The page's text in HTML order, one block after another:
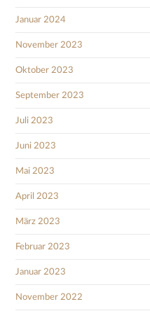
Januar 2024
November 2023
Oktober 2023
September 2023
Juli 2023
Juni 2023
Mai 2023
April 2023
März 2023
Februar 2023
Januar 2023
November 2022